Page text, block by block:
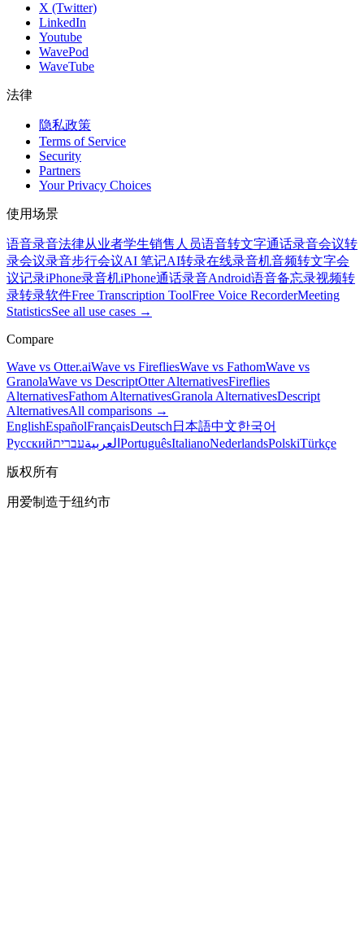
X (Twitter)
LinkedIn
Youtube
WavePod
WaveTube
法律
隐私政策
Terms of Service
Security
Partners
Your Privacy Choices
使用场景
语音录音法律从业者学生销售人员语音转文字通话录音会议转
录会议录音步行会议AI 笔记AI转录在线录音机音频转文字会
议记录iPhone录音机iPhone通话录音Android语音备忘录视频转
录转录软件Free Transcription ToolFree Voice RecorderMeeting
StatisticsSee all use cases →
Compare
Wave vs Otter.aiWave vs FirefliesWave vs FathomWave vs
GranolaWave vs DescriptOtter AlternativesFireflies
AlternativesFathom AlternativesGranola AlternativesDescript
AlternativesAll comparisons →
EnglishEspañolFrançaisDeutsch 日本語中文한국어
Русский
العربيةעברית PortuguêsItalianoNederlandsPolskiTürkçe
版权所有
用爱制造于纽约市